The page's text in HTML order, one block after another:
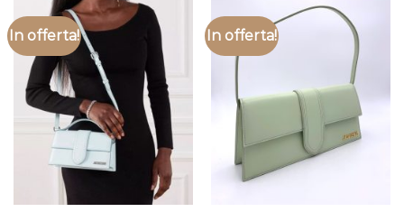
In offerta! In offerta!